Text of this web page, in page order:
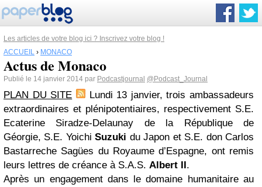
Les articles de votre blog ici ? Inscrivez votre blog !
ACCUEIL › MONACO
Actus de Monaco
Publié le 14 janvier 2014 par Podcastjournal @Podcast_Journal
PLAN DU SITE
Lundi 13 janvier, trois ambassadeurs
extraordinaires et plénipotentiaires, respectivement S.E.
Ecaterine Siradze-Delaunay de la République de
Géorgie, S.E. YoichiSuzuki du Japon et S.E. don Carlos
Bastarreche Sagües du Royaume d’Espagne, ont remis
leurs lettres de créance à S.A.S. Albert II.
Après un engagement dans le domaine humanitaire au